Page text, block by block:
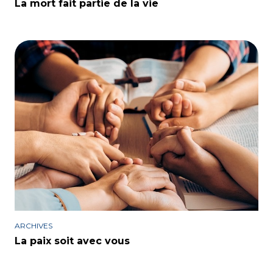
La mort fait partie de la vie
ARCHIVES
La paix soit avec vous